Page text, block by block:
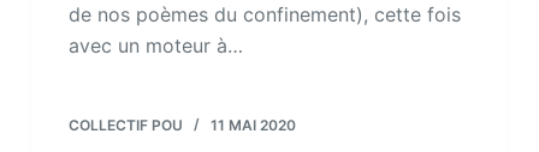
de nos poèmes du confinement), cette fois
avec un moteur à…
COLLECTIF POU 11 MAI 2020